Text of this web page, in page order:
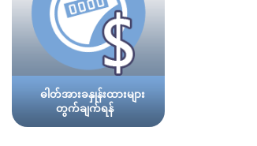
ဓါတ်အားခနှုန်းထားများ
တွက်ချက်ရန်